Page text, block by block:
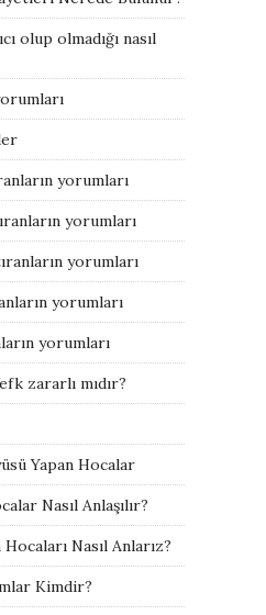
olup olmadığı nasıl
yorumları
yorumları
yorumları
yorumları
yorumları
zararlı mıdır?
Yapan Hocalar
Nasıl Anlaşılır?
Nasıl Anlarız?
Kimdir?